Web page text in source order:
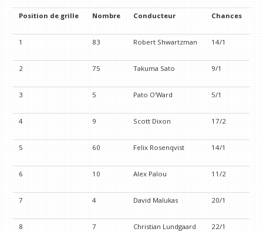
Position de grille Nombre Conducteur Chances
1 83 Robert Shwartzman 14/1
2 75 Takuma Sato 9/1
3 5 Pato O'Ward 5/1
4 9 Scott Dixon 17/2
5 60 Felix Rosenqvist 14/1
6 10 Alex Palou 11/2
7 4 David Malukas 20/1
8 7 Christian Lundgaard 22/1